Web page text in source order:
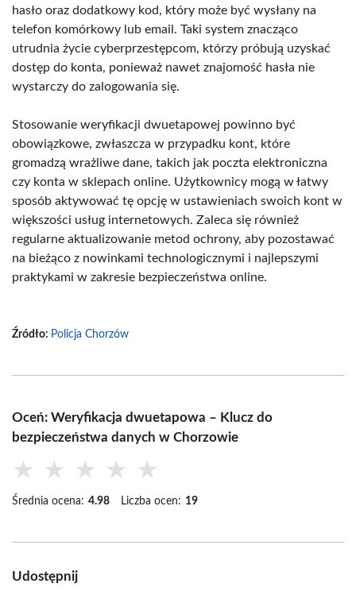
hasło oraz dodatkowy kod, który może być wysłany na
telefon komórkowy lub email. Taki system znacząco
utrudnia życie cyberprzestępcom, którzy próbują uzyskać
dostęp do konta, ponieważ nawet znajomość hasła nie
wystarczy do zalogowania się.
Stosowanie weryfikacji dwuetapowej powinno być
obowiązkowe, zwłaszcza w przypadku kont, które
gromadzą wrażliwe dane, takich jak poczta elektroniczna
czy konta w sklepach online. Użytkownicy mogą w łatwy
sposób aktywować tę opcję w ustawieniach swoich kont w
większości usług internetowych. Zaleca się również
regularne aktualizowanie metod ochrony, aby pozostawać
na bieżąco z nowinkami technologicznymi i najlepszymi
praktykami w zakresie bezpieczeństwa online.
Źródło: Policja Chorzów
Oceń: Weryfikacja dwuetapowa – Klucz do
bezpieczeństwa danych w Chorzowie
★ ★ ★ ★ ★
Średnia ocena: 4.98 Liczba ocen: 19
Udostępnij